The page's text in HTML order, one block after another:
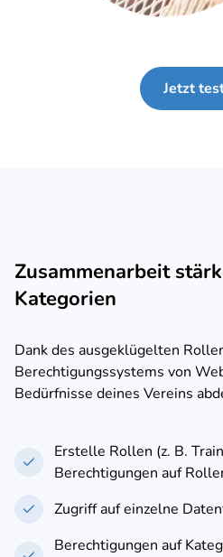
Jetzt
Zusammenarbeit
Kategorien
Dank des ausgeklügelten
Berechtigungssystems von
Bedürfnisse deines Vereins
Erstelle Rollen (z. B.
Berechtigungen auf
Zugriff auf einzelne
Berechtigungen auf